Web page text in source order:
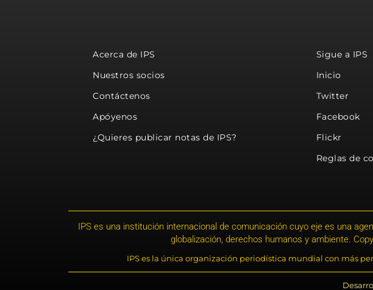
Acerca de IPS
Nuestros socios
Contáctenos
Apóyenos
¿Quieres publicar notas de IPS?
Sigue a IPS
Inicio
Twitter
Facebook
Flickr
Reglas de
IPS es una institución internacional de comunicación cuyo eje es una
globalización, derechos humanos y ambiente.
IPS es la única organización periodística mundial con más